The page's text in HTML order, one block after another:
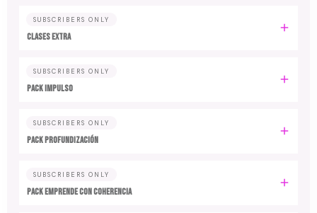
SUBSCRIBERS ONLY
CLASES EXTRA
SUBSCRIBERS ONLY
PACK IMPULSO
SUBSCRIBERS ONLY
PACK PROFUNDIZACIÓN
SUBSCRIBERS ONLY
PACK EMPRENDE CON COHERENCIA